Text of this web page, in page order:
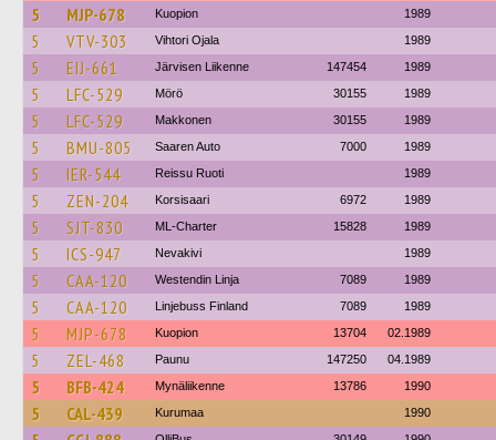
5 MJP-678 Kuopion 1989
5 VTV-303 Vihtori Ojala 1989
5 EIJ-661 Järvisen Liikenne 147454 1989
5 LFC-529 Mörö 30155 1989
5 LFC-529 Makkonen 30155 1989
5 BMU-805 Saaren Auto 7000 1989
5 IER-544 Reissu Ruoti 1989
5 ZEN-204 Korsisaari 6972 1989
5 SJT-830 ML-Charter 15828 1989
5 ICS-947 Nevakivi 1989
5 CAA-120 Westendin Linja 7089 1989
5 CAA-120 Linjebuss Finland 7089 1989
5 MJP-678 Kuopion 13704 02.1989
5 ZEL-468 Paunu 147250 04.1989
5 BFB-424 Mynäliikenne 13786 1990
5 CAL-439 Kurumaa 1990